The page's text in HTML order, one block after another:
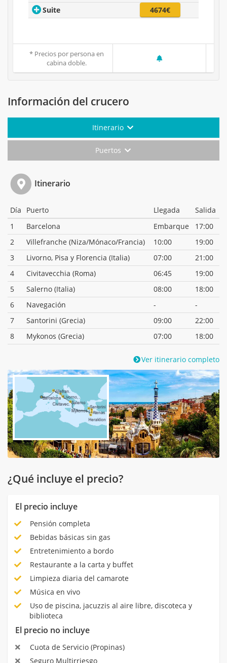
Suite 4674€
* Precios por persona en
cabina doble.
Información del crucero
Itinerario
Puertos
Itinerario
Día Puerto Llegada
Salida
1
Barcelona Embarque
17:00
2
Villefranche (Niza/Mónaco/Francia) 10:00
19:00
3
Livorno, Pisa y Florencia (Italia) 07:00
21:00
4
Civitavecchia (Roma) 06:45
19:00
5
Salerno (Italia) 08:00
18:00
6
Navegación -
-
7
Santorini (Grecia) 09:00
22:00
8
Mykonos (Grecia) 07:00 18:00
Ver itinerario completo
¿Qué incluye el precio?
El precio incluye
Pensión completa
Bebidas básicas sin gas
Entretenimiento a bordo
Restaurante a la carta y buffet
Limpieza diaria del camarote
Música en vivo
Uso de piscina, jacuzzis al aire libre, discoteca y
biblioteca
El precio no incluye
Cuota de Servicio (Propinas)
Seguro Multirriesgo